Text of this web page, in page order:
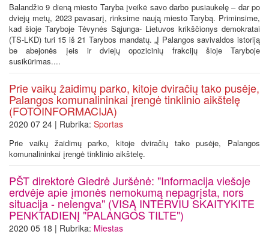
Balandžio 9 dieną miesto Taryba įveikė savo darbo pusiaukelę – dar po
dviejų metų, 2023 pavasarį, rinksime naują miesto Tarybą. Priminsime,
kad šioje Taryboje Tėvynės Sąjunga- Lietuvos krikščionys demokratai
(TS-LKD) turi 15 iš 21 Tarybos mandatų. „Į Palangos savivaldos istoriją
be abejonės įeis ir dviejų opozicinių frakcijų šioje Taryboje
susikūrimas....
Prie vaikų žaidimų parko, kitoje dviračių tako pusėje,
Palangos komunalininkai įrengė tinklinio aikštelę
(FOTOINFORMACIJA)
2020 07 24 | Rubrika: Sportas
Prie vaikų žaidimų parko, kitoje dviračių tako pusėje, Palangos
komunalininkai įrengė tinklinio aikštelę.
PŠT direktorė Giedrė Juršėnė: "Informacija viešoje
erdvėje apie įmonės nemokumą nepagrįsta, nors
situacija - nelengva" (VISĄ INTERVIU SKAITYKITE
PENKTADIENĮ "PALANGOS TILTE")
2020 05 18 | Rubrika: Miestas